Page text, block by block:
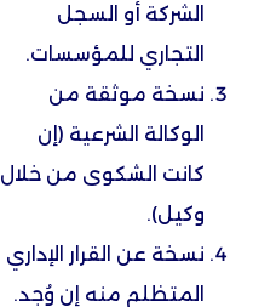
الشركة أو السجل
التجاري للمؤسسات.
نسخة موثقة من
الوكالة الشرعية (إن
كانت الشكوى من خلال
وكيل).
نسخة عن القرار الإداري
المتظلم منه إن وُجد.